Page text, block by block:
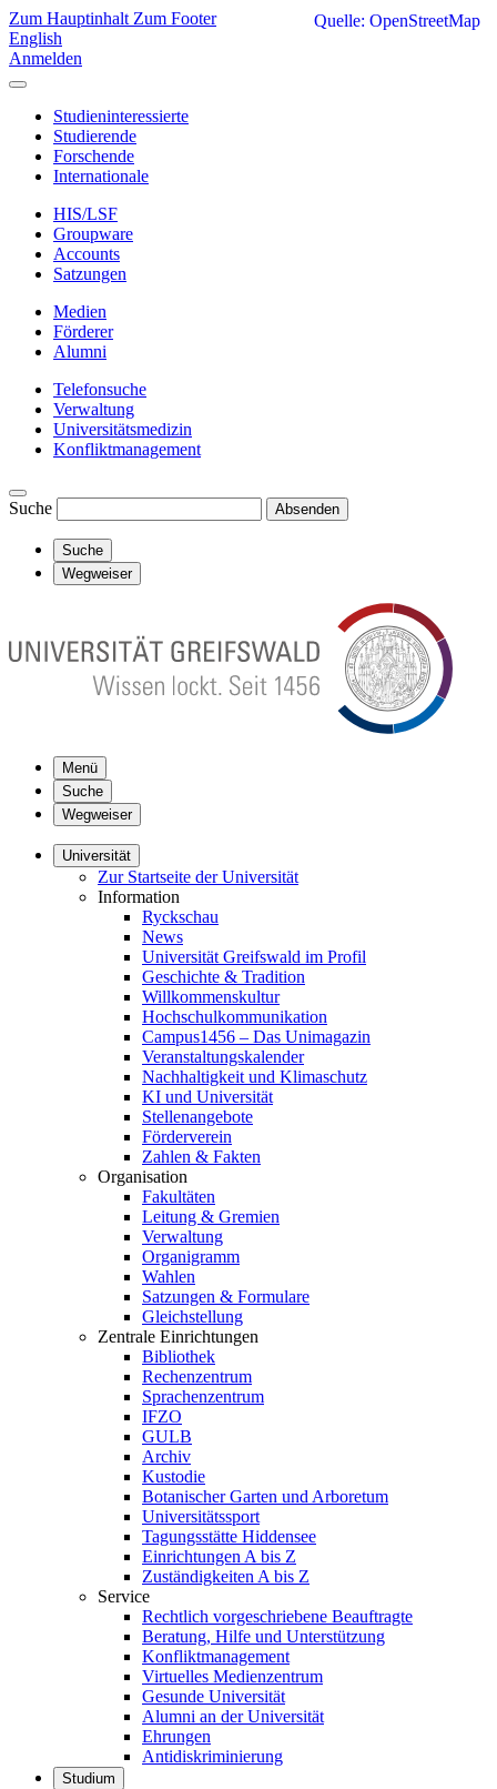
Zum Hauptinhalt Zum Footer
English
Anmelden
Studieninteressierte
Studierende
Forschende
Internationale
HIS/LSF
Groupware
Accounts
Satzungen
Medien
Förderer
Alumni
Telefonsuche
Verwaltung
Universitätsmedizin
Konfliktmanagement
Suche Absenden
Suche
Wegweiser
Menü
Suche
Wegweiser
Universität
Zur Startseite der Universität
Information
Ryckschau
News
Universität Greifswald im Profil
Geschichte & Tradition
Willkommenskultur
Hochschulkommunikation
Campus1456 – Das Unimagazin
Veranstaltungskalender
Nachhaltigkeit und Klimaschutz
KI und Universität
Stellenangebote
Förderverein
Zahlen & Fakten
Organisation
Fakultäten
Leitung & Gremien
Verwaltung
Organigramm
Wahlen
Satzungen & Formulare
Gleichstellung
Zentrale Einrichtungen
Bibliothek
Rechenzentrum
Sprachenzentrum
IFZO
GULB
Archiv
Kustodie
Botanischer Garten und Arboretum
Universitätssport
Tagungsstätte Hiddensee
Einrichtungen A bis Z
Zuständigkeiten A bis Z
Service
Rechtlich vorgeschriebene Beauftragte
Beratung, Hilfe und Unterstützung
Konfliktmanagement
Virtuelles Medienzentrum
Gesunde Universität
Alumni an der Universität
Ehrungen
Antidiskriminierung
Studium
Quelle: OpenStreetMap